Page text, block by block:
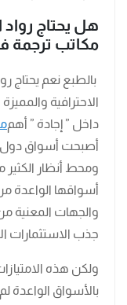
هل يحتاج
مكاتب ترجمة
بالطبع نعم يحتاج
الاحترافية
داخل ” إجادة ” أهم
أصبحت أسواق دول
ومحط أنظار الكثير
أسواقها الواعدة
والجهات المعنية
جذب الاستثمارات
ولكن هذه
بالأسواق الواعدة